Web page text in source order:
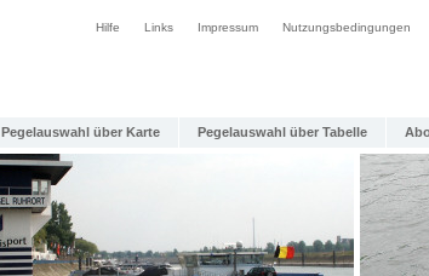
Hilfe Links Impressum Nutzungsbedingungen
Pegelauswahl über Karte Pegelauswahl über Tabelle